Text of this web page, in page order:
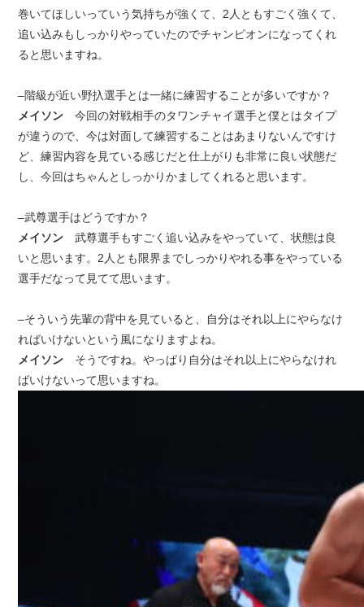
巻いてほしいっていう気持ちが強くて、2人ともすごく強くて、
追い込みもしっかりやっていたのでチャンピオンになってくれ
ると思いますね。
–階級が近い野扖選手とは一緒に練習することが多いですか？
メイソン 今回の対戦相手のタワンチャイ選手と僕とはタイプ
が違うので、今は対面して練習することはあまりないんですけ
ど、練習内容を見ている感じだと仕上がりも非常に良い状態だ
し、今回はちゃんとしっかりかましてくれると思います。
–武尊選手はどうですか？
メイソン 武尊選手もすごく追い込みをやっていて、状態は良
いと思います。2人とも限界までしっかりやれる事をやっている
選手だなって見てて思います。
–そういう先輩の背中を見ていると、自分はそれ以上にやらなけ
ればいけないという風になりますよね。
メイソン そうですね。やっぱり自分はそれ以上にやらなけれ
ばいけないって思いますね。